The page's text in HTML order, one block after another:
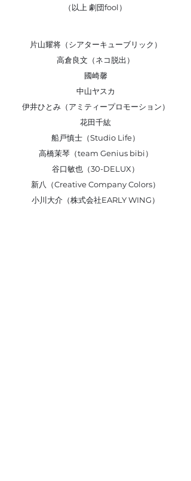
（以上 劇団fool）
片山耀将（シアターキューブリック）
高倉良文（ネコ脱出）
國崎馨
中山ヤスカ
伊井ひとみ（アミティープロモーション）
花田千紘
船戸慎士（Studio Life）
高橋茉琴（team Genius bibi）
谷口敏也（30-DELUX）
新八（Creative Company Colors）
小川大介（株式会社EARLY WING）